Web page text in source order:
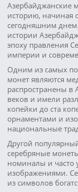
Азербайджанские
историю, начиная
сегодняшним
истории
эпоху правления
империи и
Одним из самых
монет являются
распространены в
веков и имели
копейки до ста
орнаментами и
национальные
Другой
серебряные
номиналы и часто
изображениями.
из символов